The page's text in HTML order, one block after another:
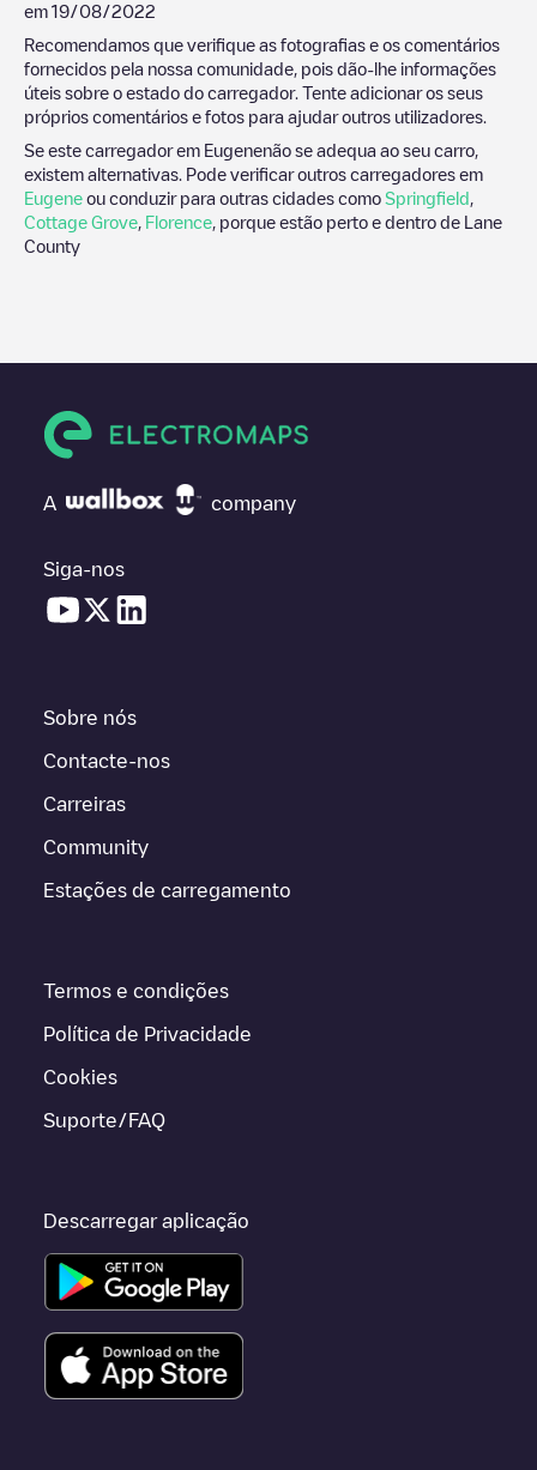
em 19/08/2022
Recomendamos que verifique as fotografias e os comentários
fornecidos pela nossa comunidade, pois dão-lhe informações
úteis sobre o estado do carregador. Tente adicionar os seus
próprios comentários e fotos para ajudar outros utilizadores.
Se este carregador em Eugenenão se adequa ao seu carro,
existem alternativas. Pode verificar outros carregadores em
Eugene ou conduzir para outras cidades como Springfield
Cottage Grove Florence , porque estão perto e dentro de Lane
County
A company
Siga-nos
Sobre nós
Contacte-nos
Carreiras
Community
Estações de carregamento
Termos e condições
Política de Privacidade
Cookies
Suporte/FAQ
Descarregar aplicação